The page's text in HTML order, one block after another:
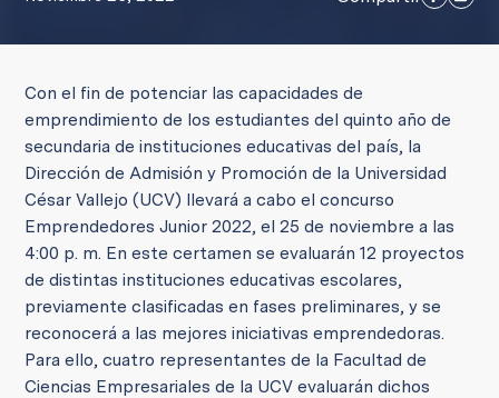
Con el fin de potenciar las capacidades de
emprendimiento de los estudiantes del quinto año de
secundaria de instituciones educativas del país, la
Dirección de Admisión y Promoción de la Universidad
César Vallejo (UCV) llevará a cabo el concurso
Emprendedores Junior 2022, el 25 de noviembre a las
4:00 p. m. En este certamen se evaluarán 12 proyectos
de distintas instituciones educativas escolares,
previamente clasificadas en fases preliminares, y se
reconocerá a las mejores iniciativas emprendedoras.
Para ello, cuatro representantes de la Facultad de
Ciencias Empresariales de la UCV evaluarán dichos